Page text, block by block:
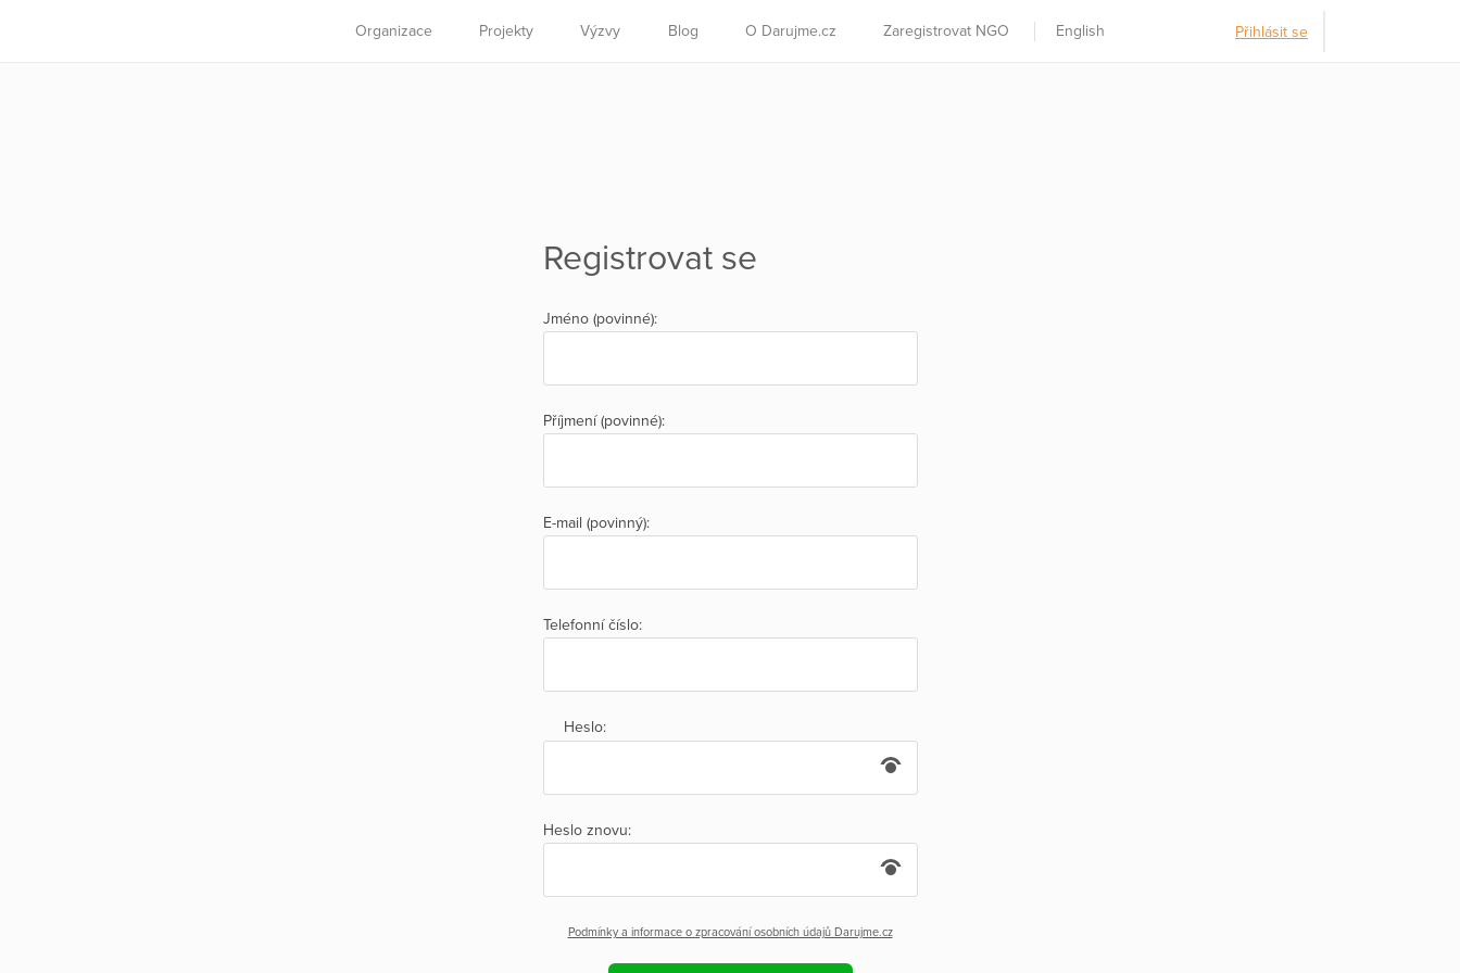
Organizace Projekty Výzvy Blog O Darujme.cz Zaregistrovat NGO English Přihlásit se
Registrovat se
Jméno (povinné):
Příjmení (povinné):
E-mail (povinný):
Telefonní číslo:
Heslo:
Heslo znovu:
Podmínky a informace o zpracování osobních údajů Darujme.cz